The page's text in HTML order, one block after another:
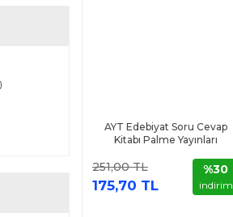
AYT Edebiyat Soru Cevap
Kitabı Palme Yayınları
251,00 TL
175,70 TL
%30
indirim